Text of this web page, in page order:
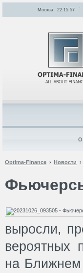
Optima-Finance Новости
выросли,
вероятных
на Ближнем
Москва 22:15 57
О